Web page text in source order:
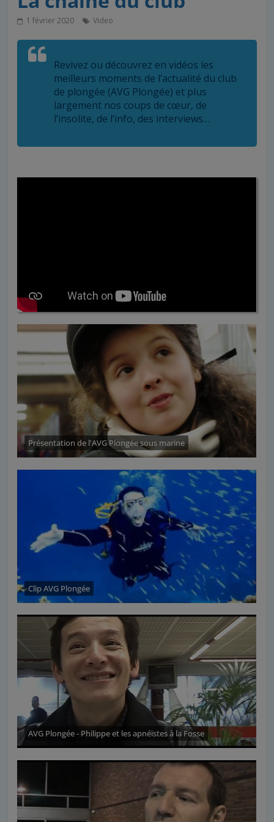
1 février 2020 Video
Revivez ou découvrez en vidéos les
meilleurs moments de l’actualité du club
de plongée (AVG Plongée) et plus
largement nos coups de cœur, de
l’insolite, de l’info, des interviews…
Présentation de l'AVG Plongée sous marine
Clip AVG Plongée
AVG Plongée - Philippe et les apnéïstes à la Fosse